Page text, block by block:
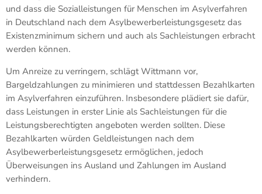
und dass die Sozialleistungen für Menschen im Asylverfahren
in Deutschland nach dem Asylbewerberleistungsgesetz das
Existenzminimum sichern und auch als Sachleistungen erbracht
werden können.
Um Anreize zu verringern, schlägt Wittmann vor,
Bargeldzahlungen zu minimieren und stattdessen Bezahlkarten
im Asylverfahren einzuführen. Insbesondere plädiert sie dafür,
dass Leistungen in erster Linie als Sachleistungen für die
Leistungsberechtigten angeboten werden sollten. Diese
Bezahlkarten würden Geldleistungen nach dem
Asylbewerberleistungsgesetz ermöglichen, jedoch
Überweisungen ins Ausland und Zahlungen im Ausland
verhindern.